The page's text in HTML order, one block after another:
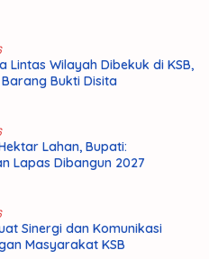
Lintas Wilayah Dibekuk di KSB,
Bukti Disita
Lahan, Bupati:
Lapas Dibangun 2027
Sinergi dan Komunikasi
Masyarakat KSB